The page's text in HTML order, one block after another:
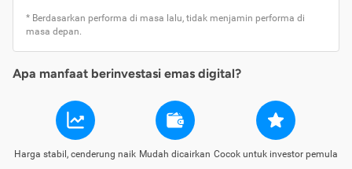
* Berdasarkan performa di masa lalu, tidak menjamin performa di
masa depan.
Apa manfaat berinvestasi emas digital?
Harga stabil, cenderung naik Mudah dicairkan Cocok untuk investor pemula